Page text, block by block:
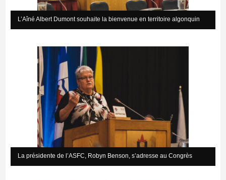
L’Aîné Albert Dumont souhaite la bienvenue en territoire algonquin
La présidente de l’ASFC, Robyn Benson, s’adresse au Congrès